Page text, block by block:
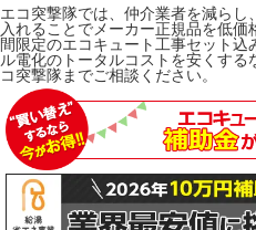
エコ突撃隊では、仲介業者を減ら
入れることでメーカー正規品を低
間限定のエコキュート工事セット
ル電化のトータルコストを安くす
コ突撃隊までご相談ください。